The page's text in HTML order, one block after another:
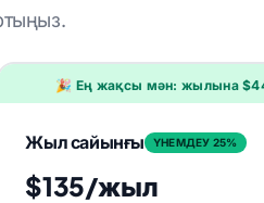
🎉 Ең жақсы мән: жылына
Жыл сайынғы ҮНЕМДЕУ 25%
$135/жыл